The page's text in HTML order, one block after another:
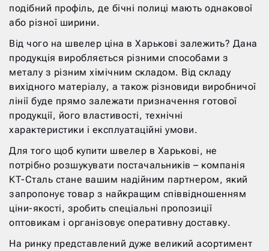
подібний профіль, де бічні полиці мають однакової
або різної ширини.
Від чого на швелер ціна в Харькові залежить? Дана
продукція виробляється різними способами з
металу з різним хімічним складом. Від складу
вихідного матеріалу, а також різновиди виробничої
лінії буде прямо залежати призначення готової
продукції, його властивості, технічні
характеристики і експлуатаційні умови.
Для того щоб купити швелер в Харькові, не
потрібно розшукувати постачальників – компанія
КТ-Сталь стане вашим надійним партнером, який
запропонує товар з найкращим співвідношенням
ціни-якості, зробить спеціальні пропозиції
оптовикам і організовує оперативну доставку.
На ринку представлений дуже великий асортимент